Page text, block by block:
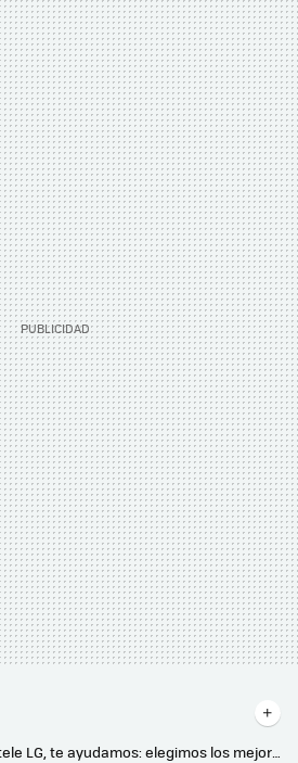
Si vas a comprar una tele LG, te ayudamos: elegimos los mejores modelos según los vas a usar (y no siempre es la más cara)